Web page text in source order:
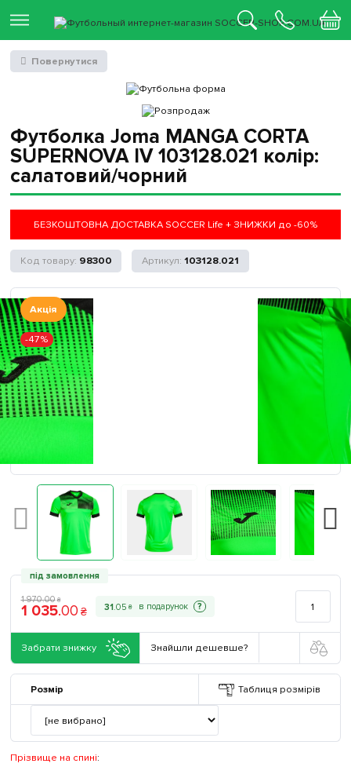
Футболка Joma MANGA CORTA
SUPERNOVA IV 103128.021 колір:
салатовий/чорний
БЕЗКОШТОВНА ДОСТАВКА SOCCER Life + ЗНИЖКИ до -60%
98300 103128.021
Акція
-47%
під замовлення
1 970.00 ₴
1 035.00 ₴ 31.05 ₴ ?
Забрати знижку Знайшли дешевше?
Розмір Таблиця розмірів
Прізвище на спині:
Повернутися